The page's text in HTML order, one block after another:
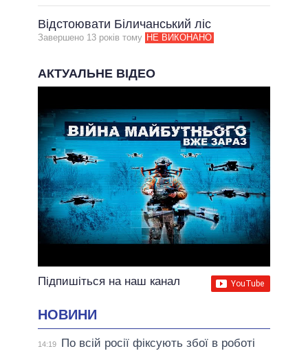
Відстоювати Біличанський ліс
Завершено 13 рокiв тому НЕ ВИКОНАНО
АКТУАЛЬНЕ ВІДЕО
Підпишіться на наш канал
НОВИНИ
14:19
По всій росії фіксують збої в роботі